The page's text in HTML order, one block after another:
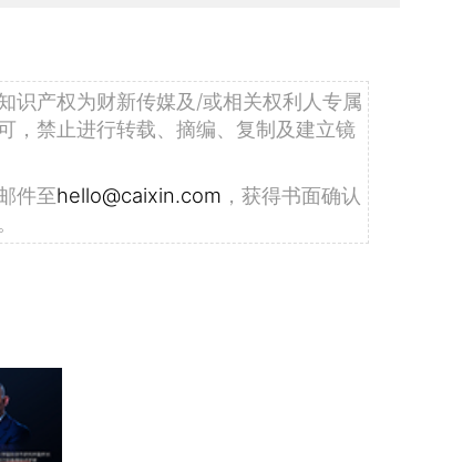
识产权为财新传媒及/或相关权利人专属
，禁止进行转载、摘编、复制及建立镜
件至hello@caixin.com ，获得书面确认